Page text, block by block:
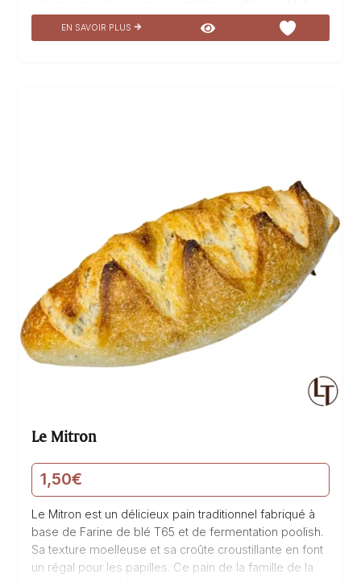
moelleuse et craquante en bouche. Fabriqué avec de
la farine de blé et de sarrasin, ainsi que des graines de
EN SAVOIR PLUS
Le Mitron
1,50€
Le Mitron est un délicieux pain traditionnel fabriqué à
base de Farine de blé T65 et de fermentation poolish.
Sa texture moelleuse et sa croûte croustillante en font
un régal pour les papilles. Ce pain de la famille de la